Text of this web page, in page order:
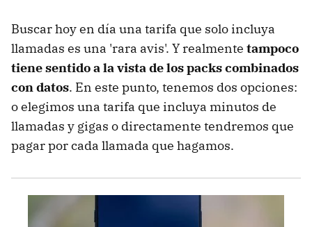
Tarifas de contrato por 10 euros o menos
Tarifas de prepago por 10 euros o menos
Buscar hoy en día una tarifa que solo incluya
llamadas es una 'rara avis'. Y realmente tampoco
tiene sentido a la vista de los packs combinados
con datos. En este punto, tenemos dos opciones:
o elegimos una tarifa que incluya minutos de
llamadas y gigas o directamente tendremos que
pagar por cada llamada que hagamos.